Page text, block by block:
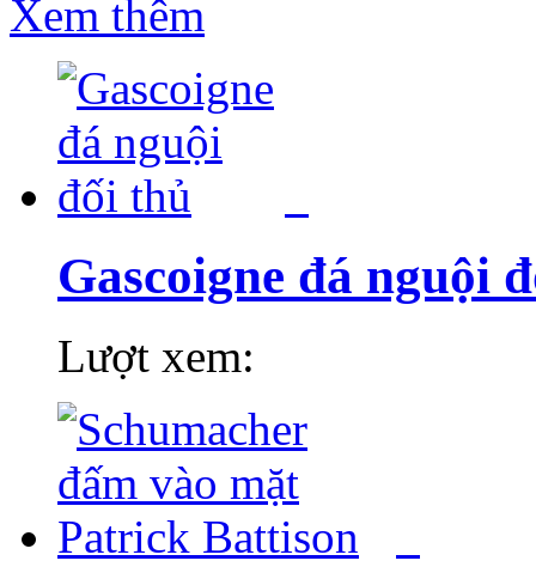
Xem thêm
Gascoigne đá nguội
Lượt xem: